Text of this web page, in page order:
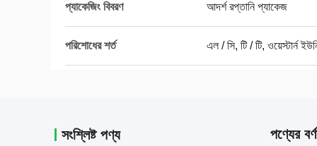
প্যাকেজিং বিবরণ আদর্শ রপ্তানি প্যাকেজ
পরিশোধের শর্ত এল / সি, টি / টি, ওয়েস্টার্ন
সংশ্লিষ্ট পণ্য পণ্যের